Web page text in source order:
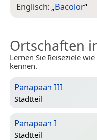
Englisch: „Bacolor“
Ortschaften
Lernen Sie Reiseziele
kennen.
Panapaan III
Stadtteil
Panapaan I
Stadtteil